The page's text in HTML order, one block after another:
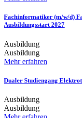
Fachinformatiker (m/w/d)
Ausbildungsstart 2027
Ausbildung
Ausbildung
Mehr erfahren
Dualer Studiengang
Ausbildung
Ausbildung